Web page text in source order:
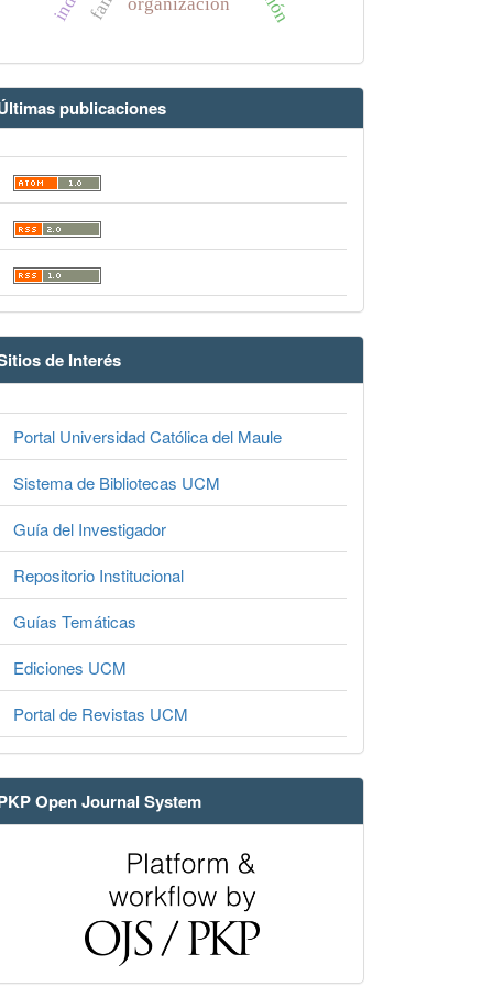
publicaciones
de Interés
Portal Universidad Católica del Maule
Sistema de Bibliotecas UCM
Guía del Investigador
Repositorio Institucional
Guías Temáticas
Ediciones UCM
Portal de Revistas UCM
Open Journal System